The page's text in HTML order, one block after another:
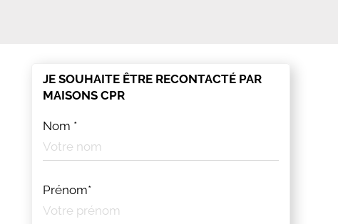
JE SOUHAITE ÊTRE RECONTACTÉ PAR
MAISONS CPR
Nom *
Prénom*